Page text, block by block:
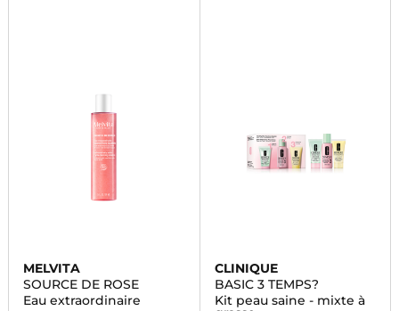
MELVITA
SOURCE DE ROSE
Eau extraordinaire
CLINIQUE
BASIC 3 TEMPS?
Kit peau saine - mixte à